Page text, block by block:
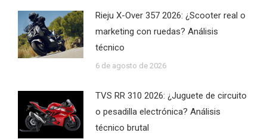
Rieju X-Over 357 2026: ¿Scooter real o
marketing con ruedas? Análisis
técnico
6 de agosto de 2026
TVS RR 310 2026: ¿Juguete de circuito
o pesadilla electrónica? Análisis
técnico brutal